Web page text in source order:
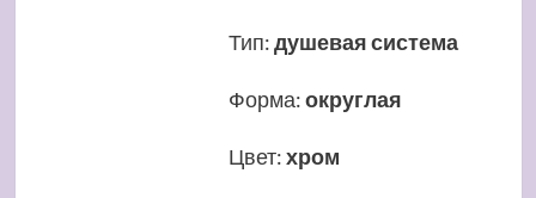
Тип:душевая система
Форма:округлая
Цвет:хром